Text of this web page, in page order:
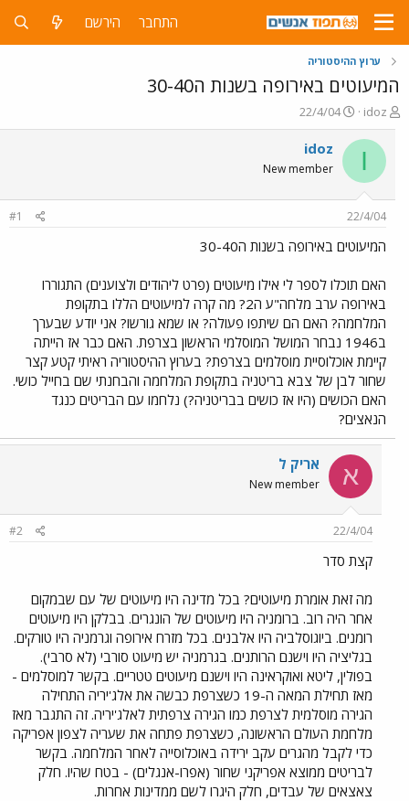
התחבר הירשם
ערוץ ההיסטוריה
המיעוטים באירופה בשנות ה30-40
פ
ו
ת
ח
ה
ש
א
idoz
פ
ו
ר
22/4/04
I
idoz
New member
22/4/04
#1
המיעוטים באירופה בשנות ה30-40
האם תוכלו לספר לי אילו מיעוטים (פרט ליהודים ולצוענים) התגוררו
באירופה ערב מלחה"ע ה2? מה קרה למיעוטים הללו בתקופת
המלחמה? האם הם שיתפו פעולה? או שמא גורשו? אני יודע שבערך
ב1946 נבחר המושל המוסלמי הראשון בצרפת. האם כבר אז הייתה
קיימת אוכלוסיית מוסלמים בצרפת? בערוץ ההיסטוריה ראיתי קטע קצר
שחור לבן של צבא בריטניה בתקופת המלחמה והבחנתי שם בחייל כושי.
האם הכושים (היו אז כושים בבריטניה?) נלחמו עם הבריטים כנגד
הנאצים?
א אריק ל
New member
22/4/04
#2
קצת סדר
מה זאת אומרת מיעוטים? בכל מדינה היו מיעוטים של עם שבמקום
אחר היה רוב. ברומניה היו מיעוטים של הונגרים. בבלקן היו מיעוטים
רומנים. ביוגוסלביה היו אלבנים. בכל מזרח אירופה וגרמניה היו טורקים.
בגליציה היו וישנם הרותנים. בגרמניה יש מיעוט סורבי (לא סרבי).
בפולין, ליטא ואוקראינה היו וישנם מיעוטים טטריים. בקשר למוסלמים -
מאז תחילת המאה ה-19 כשצרפת כבשה את אלג'יריה התחילה
הגירה מוסלמית לצרפת כמו הגירה צרפתית לאלג'יריה. זה התגבר מאז
מלחמת העולם הראשונה, כשצרפת פתחה את שעריה לצפון אפריקה
כדי לקבל מהגרים עקב ירידה באוכלוסייה לאחר המלחמה. בקשר
לבריטים ממוצא אפריקני שחור (אפרו-אנגלים) - בטח שהיו. חלק
צאצאים של עבדים, חלק היגרו לשם ממדינות אחרות.